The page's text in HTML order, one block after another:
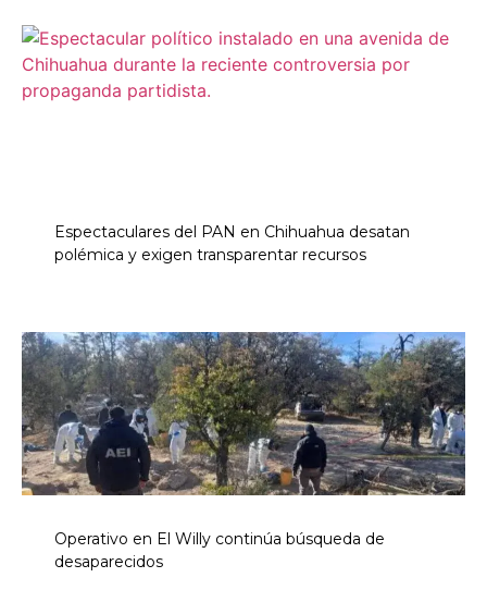
Espectaculares del PAN en Chihuahua desatan
polémica y exigen transparentar recursos
Operativo en El Willy continúa búsqueda de
desaparecidos